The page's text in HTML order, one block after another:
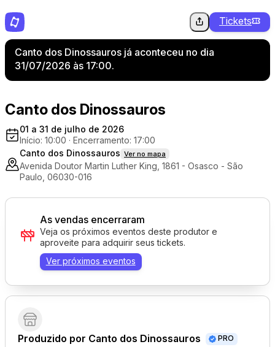
Tickets
Canto dos Dinossauros já aconteceu no dia
31/07/2026 às 17:00.
Canto dos Dinossauros
01 a 31 de julho de 2026
Início: 10:00 · Encerramento: 17:00
Canto dos Dinossauros Ver no mapa
Avenida Doutor Martin Luther King, 1861 - Osasco - São
Paulo, 06030-016
Produzido por Canto dos Dinossauros PRO
As vendas encerraram
Veja os próximos eventos deste produtor e
aproveite para adquirir seus tickets.
Ver próximos eventos